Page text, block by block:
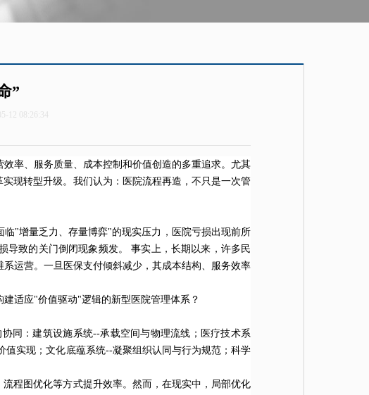
”
12 08:26:34
率、服务质量、成本控制和价值创造的多重追求。尤其
现转型升级。我们认为：医院流程再造，不只是一次管
"增量乏力、存量博弈"的现实压力，医院亏损出现前所
致的关门倒闭现象频发。 事实上，长期以来，许多民
运营。一旦医保支付倾斜减少，其成本结构、服务效率
适应"价值驱动"逻辑的新型医院管理体系？
同：建筑设施系统--承载空间与物理流线；医疗技术系
实现；文化底蕴系统--凝聚组织认同与行为规范；科学
程图优化等方式提升效率。然而，在现实中，局部优化